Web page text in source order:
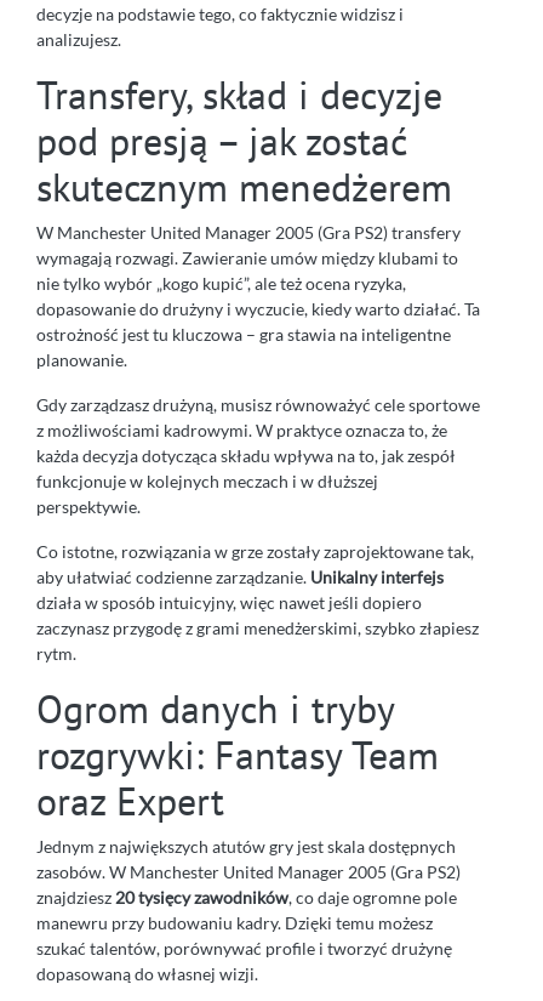
decyzje na podstawie tego, co faktycznie widzisz i
analizujesz.
Transfery, skład i decyzje
pod presją – jak zostać
skutecznym menedżerem
W Manchester United Manager 2005 (Gra PS2) transfery
wymagają rozwagi. Zawieranie umów między klubami to
nie tylko wybór „kogo kupić”, ale też ocena ryzyka,
dopasowanie do drużyny i wyczucie, kiedy warto działać. Ta
ostrożność jest tu kluczowa – gra stawia na inteligentne
planowanie.
Gdy zarządzasz drużyną, musisz równoważyć cele sportowe
z możliwościami kadrowymi. W praktyce oznacza to, że
każda decyzja dotycząca składu wpływa na to, jak zespół
funkcjonuje w kolejnych meczach i w dłuższej
perspektywie.
Co istotne, rozwiązania w grze zostały zaprojektowane tak,
aby ułatwiać codzienne zarządzanie. Unikalny interfejs
działa w sposób intuicyjny, więc nawet jeśli dopiero
zaczynasz przygodę z grami menedżerskimi, szybko złapiesz
rytm.
Ogrom danych i tryby
rozgrywki: Fantasy Team
oraz Expert
Jednym z największych atutów gry jest skala dostępnych
zasobów. W Manchester United Manager 2005 (Gra PS2)
znajdziesz 20 tysięcy zawodników, co daje ogromne pole
manewru przy budowaniu kadry. Dzięki temu możesz
szukać talentów, porównywać profile i tworzyć drużynę
dopasowaną do własnej wizji.